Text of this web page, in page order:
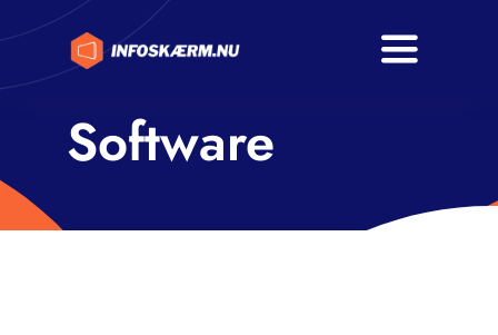
content
Toggle
Hjem
Software